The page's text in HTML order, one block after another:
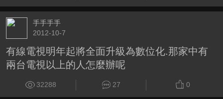
手手手手
2012-10-7
有線電視明年起將全面升級為數位化.那家中有
兩台電視以上的人怎麼辦呢
32288 27 0